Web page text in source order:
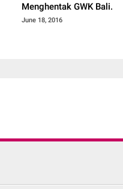
Menghentak GWK Bali.
June 18, 2016